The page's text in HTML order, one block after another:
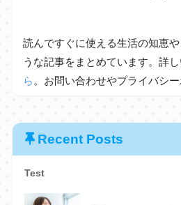
読んですぐに使える生活の知恵
うな記事をまとめています。詳
ら 。お問い合わせやプライバシ
Recent Posts
Test